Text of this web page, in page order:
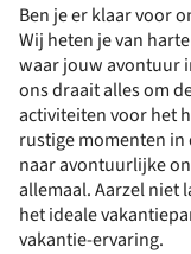
Ben je er klaar voor
Wij heten je van
waar jouw avontuur
ons draait alles om
activiteiten voor het
rustige momenten
naar avontuurlijke
allemaal. Aarzel niet
het ideale
vakantie-ervaring.